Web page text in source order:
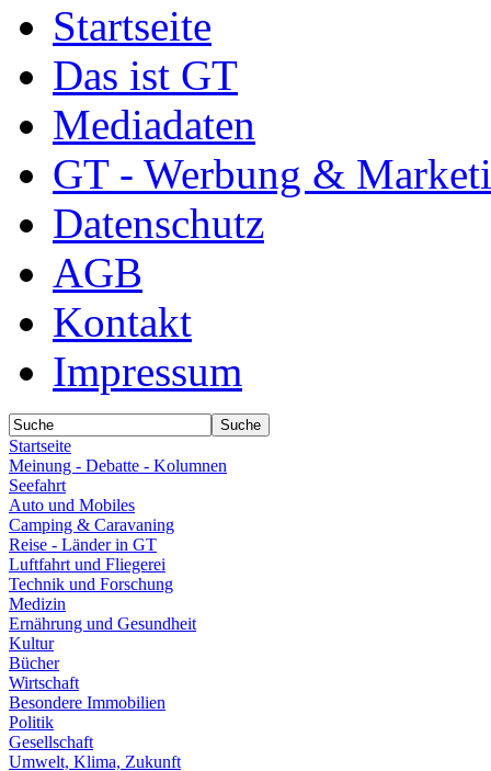
Startseite
Das ist GT
Mediadaten
GT - Werbung &
Datenschutz
AGB
Kontakt
Impressum
Startseite
Meinung - Debatte - Kolumnen
Seefahrt
Auto und Mobiles
Camping & Caravaning
Reise - Länder in GT
Luftfahrt und Fliegerei
Technik und Forschung
Medizin
Ernährung und Gesundheit
Kultur
Bücher
Wirtschaft
Besondere Immobilien
Politik
Gesellschaft
Umwelt, Klima, Zukunft